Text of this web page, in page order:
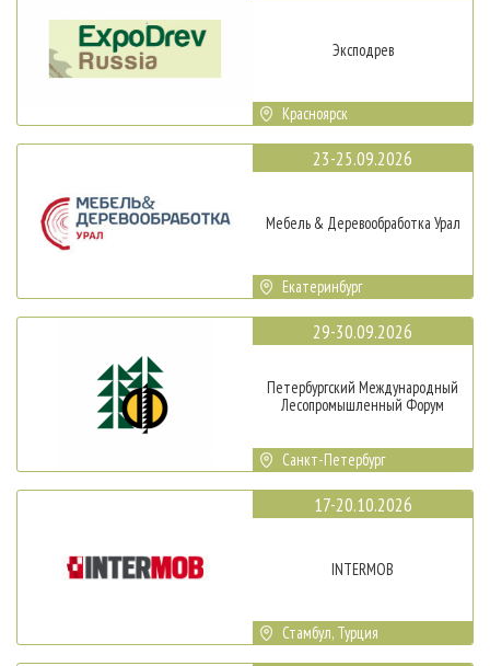
Эксподрев
Красноярск
23-25.09.2026
Мебель & Деревообработка Урал
Екатеринбург
29-30.09.2026
Петербургский Международный
Лесопромышленный Форум
Санкт-Петербург
17-20.10.2026
INTERMOB
Стамбул, Турция